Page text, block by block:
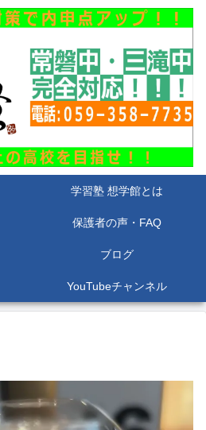
学習塾 想学館とは
保護者の声・FAQ
ブログ
YouTubeチャンネル